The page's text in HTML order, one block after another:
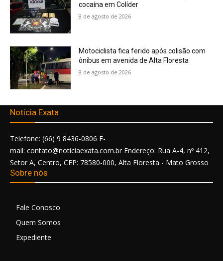
cocaína em Colíder
8 de agosto de 2026
Motociclista fica ferido após colisão com
ônibus em avenida de Alta Floresta
8 de agosto de 2026
Notícia Exata
Telefone: (66) 9 8436-0806 E-
mail: contato@noticiaexata.com.br Endereço: Rua A-4, nº 412,
Setor A, Centro, CEP: 78580-000, Alta Floresta - Mato Grosso
Sobre nós
Fale Conosco
Quem Somos
Expediente